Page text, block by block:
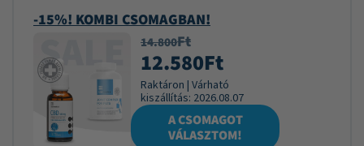
-15%! KOMBI CSOMAGBAN!
14.800Ft
12.580Ft
Raktáron | Várható
kiszállítás: 2026.08.07
A CSOMAGOT
VÁLASZTOM!